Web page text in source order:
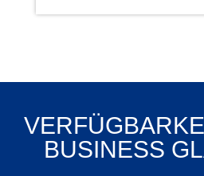
BUSINESS